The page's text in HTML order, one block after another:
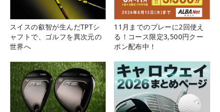
スイスの叡智が生んだTPTシ
ャフトで、ゴルフを異次元の
世界へ
11月までのプレーに2回使え
る！コース限定3,500円クー
ポン配布中！